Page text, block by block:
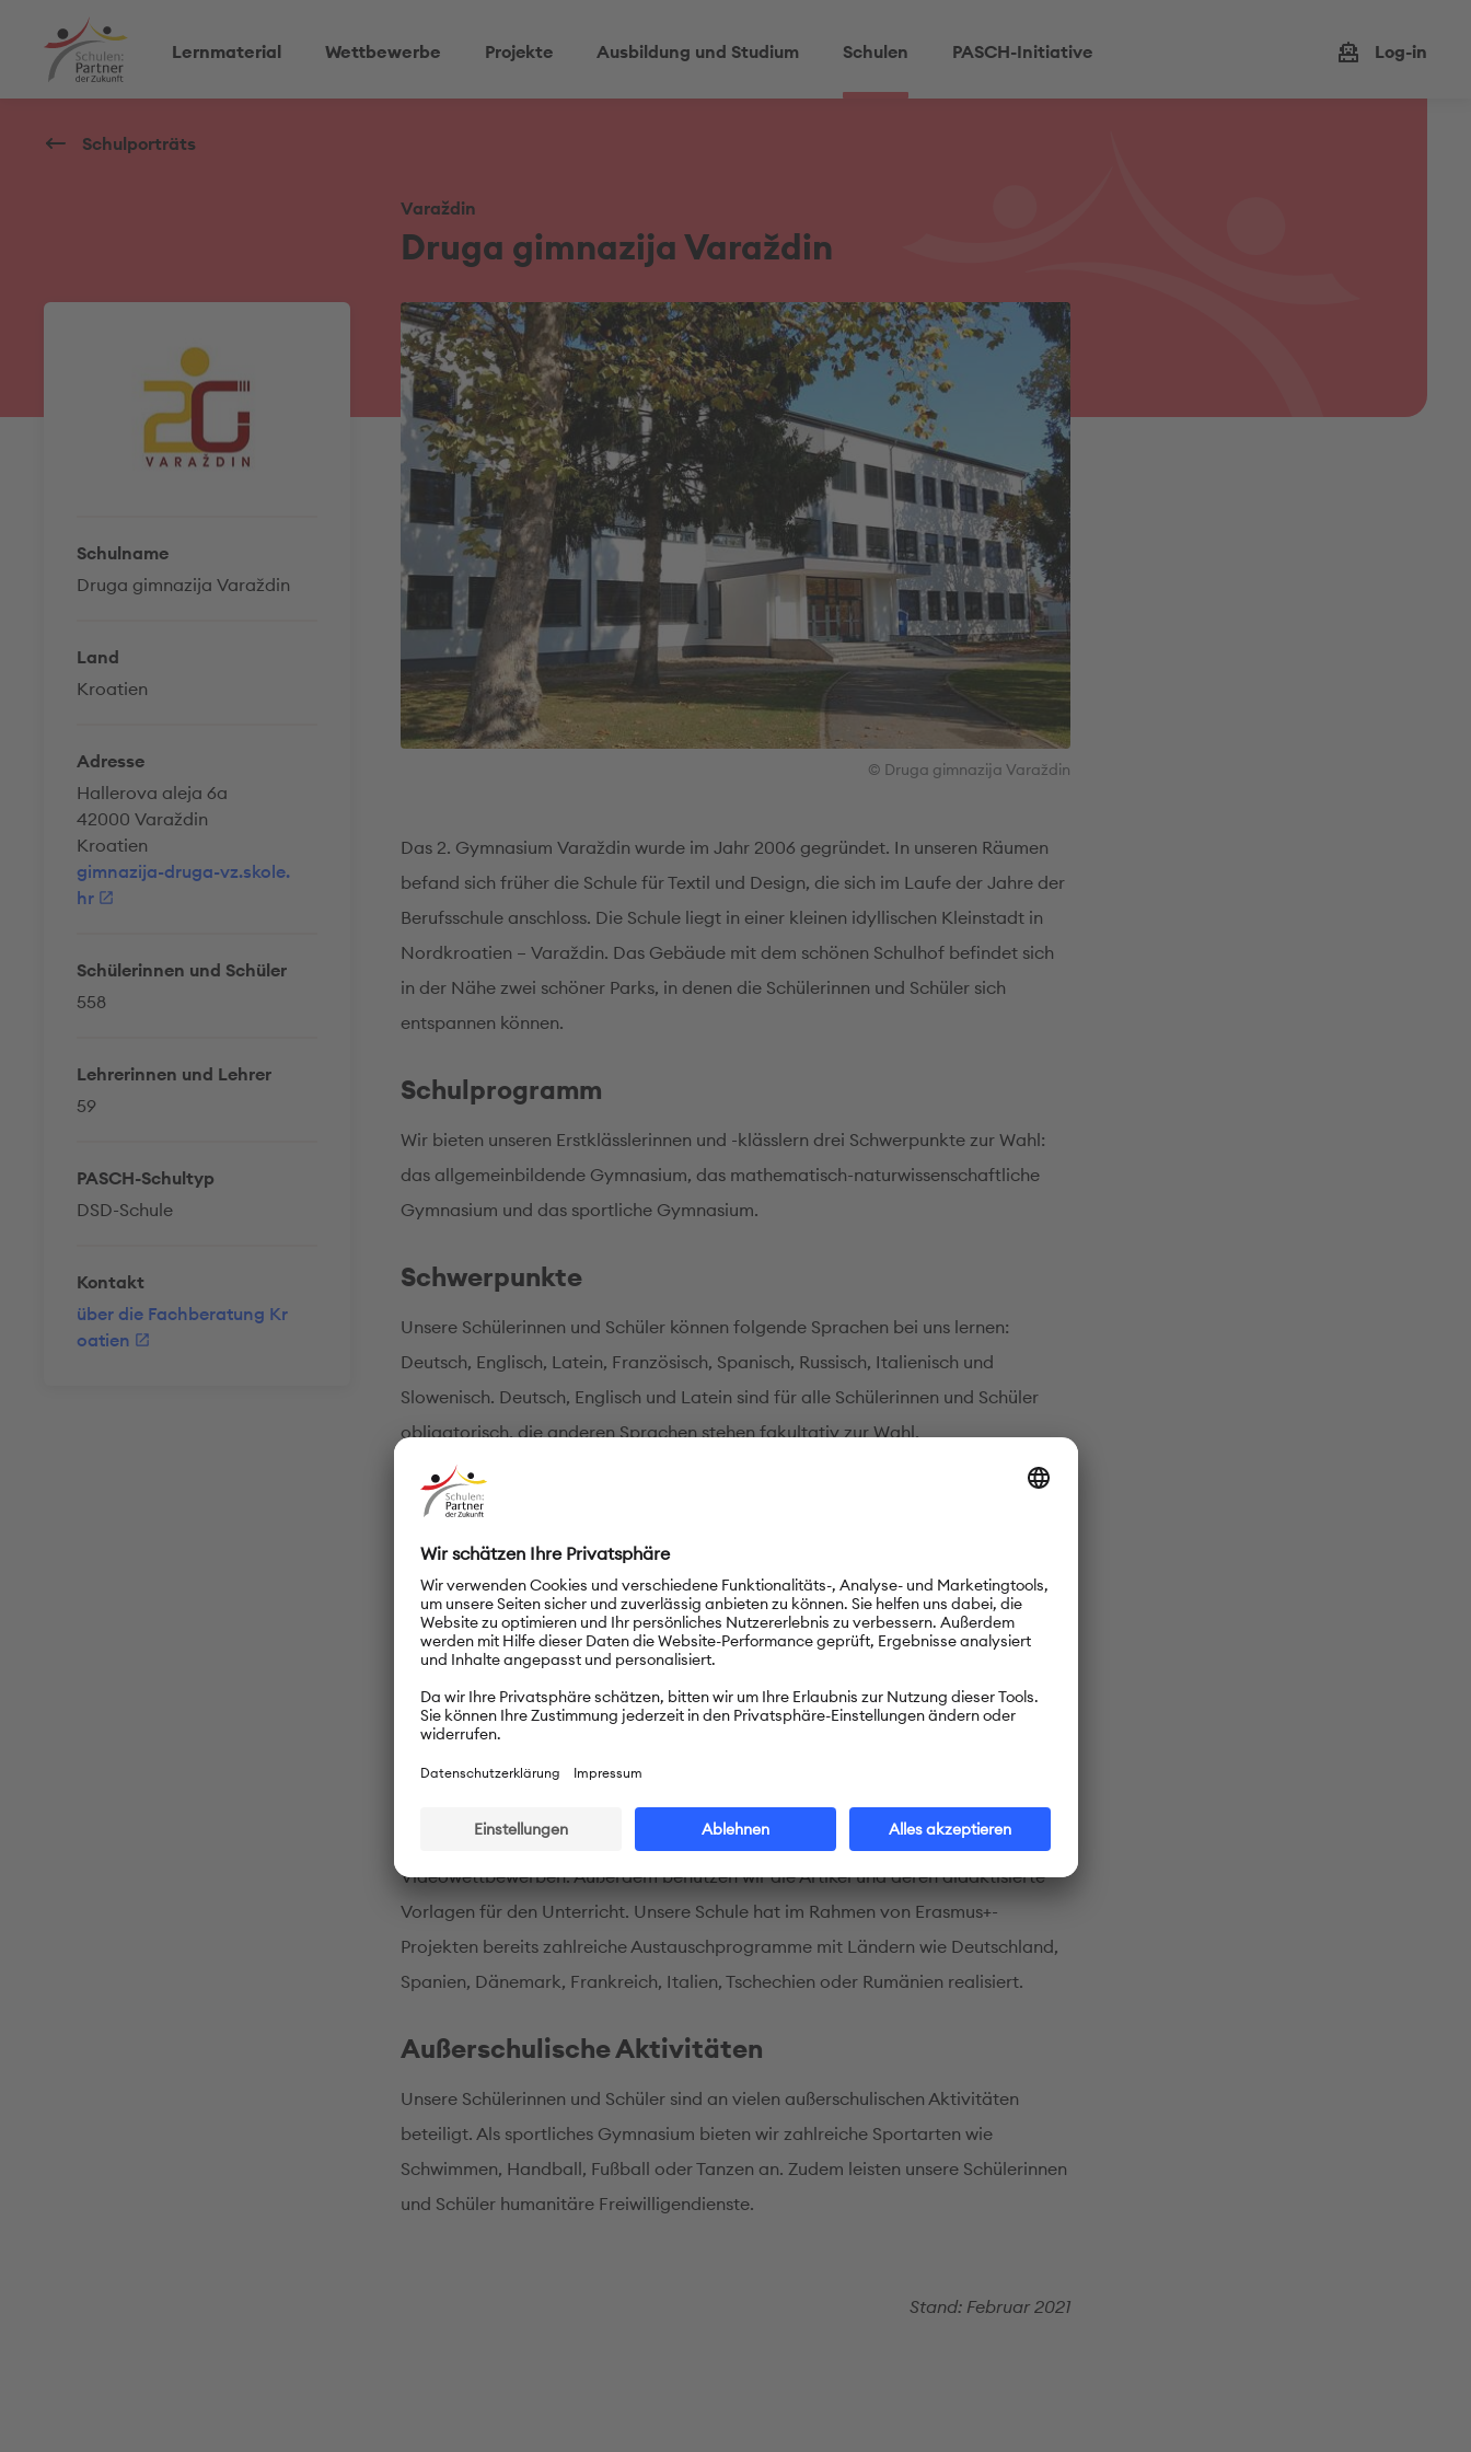
Lernmaterial Wettbewerbe Projekte Ausbildung und Studium Schulen PASCH-Initiative Log-in
Schulporträts
Varaždin
Druga gimnazija Varaždin
Schulname
Druga gimnazija Varaždin
Land
Kroatien
Adresse
Hallerova aleja 6a
42000 Varaždin
Kroatien
gimnazija-druga-vz.skole.
hr
Schülerinnen und Schüler
558
Lehrerinnen und Lehrer
59
PASCH-Schultyp
DSD-Schule
Kontakt
über die Fachberatung Kr
oatien
© Druga gimnazija Varaždin
Das 2. Gymnasium Varaždin wurde im Jahr 2006 gegründet. In unseren Räumen
befand sich früher die Schule für Textil und Design, die sich im Laufe der Jahre der
Berufsschule anschloss. Die Schule liegt in einer kleinen idyllischen Kleinstadt in
Nordkroatien – Varaždin. Das Gebäude mit dem schönen Schulhof befindet sich
in der Nähe zwei schöner Parks, in denen die Schülerinnen und Schüler sich
entspannen können.
Schulprogramm
Wir bieten unseren Erstklässlerinnen und -klässlern drei Schwerpunkte zur Wahl:
das allgemeinbildende Gymnasium, das mathematisch-naturwissenschaftliche
Gymnasium und das sportliche Gymnasium.
Schwerpunkte
Unsere Schülerinnen und Schüler können folgende Sprachen bei uns lernen:
Deutsch, Englisch, Latein, Französisch, Spanisch, Russisch, Italienisch und
Slowenisch. Deutsch, Englisch und Latein sind für alle Schülerinnen und Schüler
obligatorisch, die anderen Sprachen stehen fakultativ zur Wahl.
Deutschunterricht an der Schule
An der Schule wird Deutsch als erste und zweite Fremdsprache unterrichtet. Der
zusätzliche DSD-Unterricht dient der Vorbereitung auf das Deutsche
Sprachdiplom. Unsere Schülerinnen und Schüler können das DSD I (A2/B1) und
DSD II (B2/C1) erwerben. Die Prüfung besteht aus vier Teilen – Leseverstehen,
Hörverstehen, schriftliche und mündliche Kommunikation.
Unsere DSD-Schülerinnen und -Schüler, aber auch Schülerinnen und Schüler aus
dem Regelunterricht beteiligen sich an Aktivitäten auf PASCH-net wie etwa
Videowettbewerben. Außerdem benutzen wir die Artikel und deren didaktisierte
Vorlagen für den Unterricht. Unsere Schule hat im Rahmen von Erasmus+-
Projekten bereits zahlreiche Austauschprogramme mit Ländern wie Deutschland,
Spanien, Dänemark, Frankreich, Italien, Tschechien oder Rumänien realisiert.
Außerschulische Aktivitäten
Unsere Schülerinnen und Schüler sind an vielen außerschulischen Aktivitäten
beteiligt. Als sportliches Gymnasium bieten wir zahlreiche Sportarten wie
Schwimmen, Handball, Fußball oder Tanzen an. Zudem leisten unsere Schülerinnen
und Schüler humanitäre Freiwilligendienste.
Stand: Februar 2021